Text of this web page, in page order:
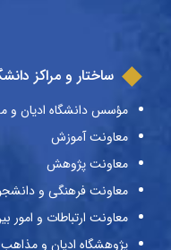
ساختار و مراکز
مؤسس دانشگاه ادیان و
معاونت آموزش
معاونت پژوهش
معاونت فرهنگی و
معاونت ارتباطات و امور
پژوهشگاه ادیان و مذاهب